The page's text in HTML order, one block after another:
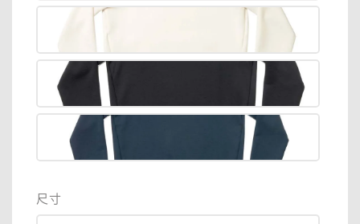
尺寸